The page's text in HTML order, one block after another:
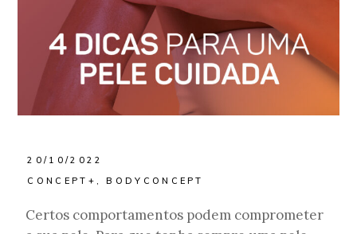
20/10/2022
CONCEPT+ ,BODYCONCEPT
Certos comportamentos podem comprometer